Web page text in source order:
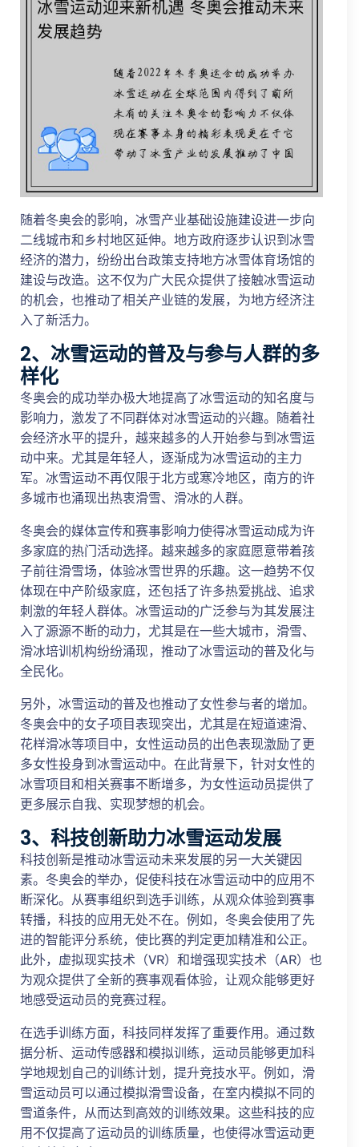
随着冬奥会的影响，冰雪产业基础设施建设进一步向
二线城市和乡村地区延伸。地方政府逐步认识到冰雪
经济的潜力，纷纷出台政策支持地方冰雪体育场馆的
建设与改造。这不仅为广大民众提供了接触冰雪运动
的机会，也推动了相关产业链的发展，为地方经济注
入了新活力。
2、冰雪运动的普及与参与人群的多
样化
冬奥会的成功举办极大地提高了冰雪运动的知名度与
影响力，激发了不同群体对冰雪运动的兴趣。随着社
会经济水平的提升，越来越多的人开始参与到冰雪运
动中来。尤其是年轻人，逐渐成为冰雪运动的主力
军。冰雪运动不再仅限于北方或寒冷地区，南方的许
多城市也涌现出热衷滑雪、滑冰的人群。
冬奥会的媒体宣传和赛事影响力使得冰雪运动成为许
多家庭的热门活动选择。越来越多的家庭愿意带着孩
子前往滑雪场，体验冰雪世界的乐趣。这一趋势不仅
体现在中产阶级家庭，还包括了许多热爱挑战、追求
刺激的年轻人群体。冰雪运动的广泛参与为其发展注
入了源源不断的动力，尤其是在一些大城市，滑雪、
滑冰培训机构纷纷涌现，推动了冰雪运动的普及化与
全民化。
另外，冰雪运动的普及也推动了女性参与者的增加。
冬奥会中的女子项目表现突出，尤其是在短道速滑、
花样滑冰等项目中，女性运动员的出色表现激励了更
多女性投身到冰雪运动中。在此背景下，针对女性的
冰雪项目和相关赛事不断增多，为女性运动员提供了
更多展示自我、实现梦想的机会。
3、科技创新助力冰雪运动发展
科技创新是推动冰雪运动未来发展的另一大关键因
素。冬奥会的举办，促使科技在冰雪运动中的应用不
断深化。从赛事组织到选手训练，从观众体验到赛事
转播，科技的应用无处不在。例如，冬奥会使用了先
进的智能评分系统，使比赛的判定更加精准和公正。
此外，虚拟现实技术（VR）和增强现实技术（AR）也
为观众提供了全新的赛事观看体验，让观众能够更好
地感受运动员的竞赛过程。
在选手训练方面，科技同样发挥了重要作用。通过数
据分析、运动传感器和模拟训练，运动员能够更加科
学地规划自己的训练计划，提升竞技水平。例如，滑
雪运动员可以通过模拟滑雪设备，在室内模拟不同的
雪道条件，从而达到高效的训练效果。这些科技的应
用不仅提高了运动员的训练质量，也使得冰雪运动更